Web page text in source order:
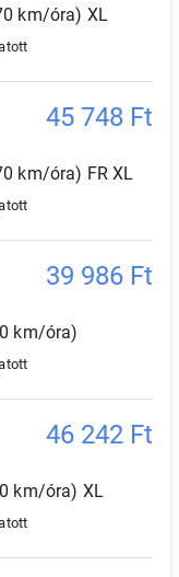
km/óra) XL
45 748 Ft
km/óra) FR XL
39 986 Ft
km/óra)
46 242 Ft
km/óra) XL